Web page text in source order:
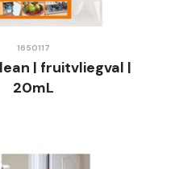
1650117
| fruitvliegval |
20mL